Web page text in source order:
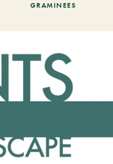
GRAMINEES